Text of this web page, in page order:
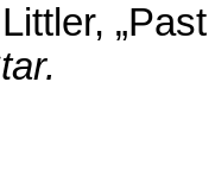
Littler, „Past
.